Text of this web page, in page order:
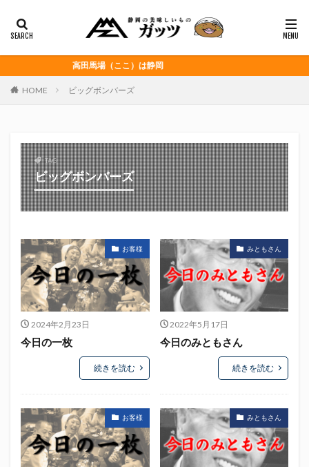
高田馬場（ここ）は静岡
HOME ビッグボンバーズ
TAG
ビッグボンバーズ
お客様
2024年2月23日
今日の一枚
続きを読む
みともさん
2022年5月17日
今日のみともさん
続きを読む
お客様 みともさん
富士宮やきそば 桜えび 浜松餃子
Jリーグ
Repubrew
いなば食品
いわてグルージャ盛岡
うなぎパイ
うなぎ芋
おがわ
おんな泣かせ
くふうハヤテベンチャーズ静岡
こっこ
どんどん
はごろもフーズ みかん
みともさん
アスルクラロ沼津
アビスパ福岡
アマンド娘
イカゲーム
インチキおじさん
エスエスケイフーズ
エルゴラッソ
カップヌードル
カミュ
ガッツ星人
キンミヤ
ゴウ清水
サウナしきじ
サガン鳥栖
サッポロビール
ジェフユナイテッド市原・千葉
ジュビロ磐田
セレッソ大阪
ダーツ トリイソース
ドラゴン
バリ勝男クン。
パルちゃん
パワー